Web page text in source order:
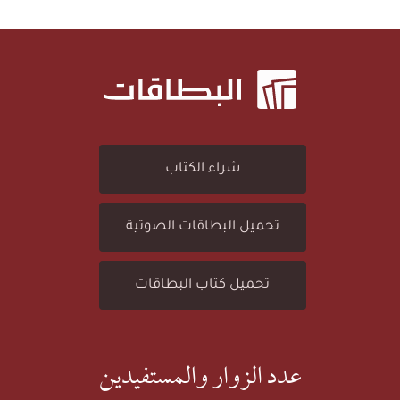
شراء الكتاب
تحميل البطاقات الصوتية
تحميل كتاب البطاقات
عدد الزوار والمستفيدين